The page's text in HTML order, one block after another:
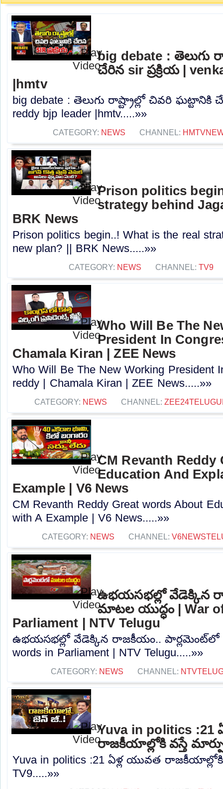
big debate : తెలుగు
చేరిన sir ప్రక్రియ |
|hmtv
big debate : తెలుగు రాష్ట్రాల్లో చివరి ఘట్టానికి
reddy bjp leader |hmtv.....»»
CATEGORY: NEWS CHANNEL:
Prison politics
strategy behind
BRK News
Prison politics begin..! What is the real
new plan? || BRK News.....»»
CATEGORY: NEWS CHANNEL: TV9
Who Will Be The
President In
Chamala Kiran | ZEE News
Who Will Be The New Working President
reddy | Chamala Kiran | ZEE News.....»»
CATEGORY: NEWS CHANNEL:
CM Revanth
Education And
Example | V6 News
CM Revanth Reddy Great words About
with A Example | V6 News.....»»
CATEGORY: NEWS CHANNEL:
ఉభయసభల్లో వేడెక్కిన
మాటల యుద్ధం | War
Parliament | NTV Telugu
ఉభయసభల్లో వేడెక్కిన రాజకీయం.. పార్లమెంట్‌లో
words in Parliament | NTV Telugu.....»»
CATEGORY: NEWS CHANNEL:
Yuva in politics :21
రాజకీయాల్లోకి వస్తే మార్పు
Yuva in politics :21 ఏళ్ల యువత రాజకీయాల్లోకి
TV9.....»»